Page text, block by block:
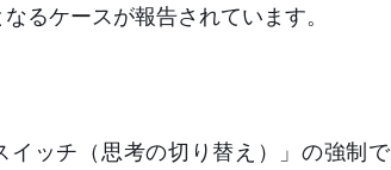
るケースが報告されています。
ッチ（思考の切り替え）」の強制で